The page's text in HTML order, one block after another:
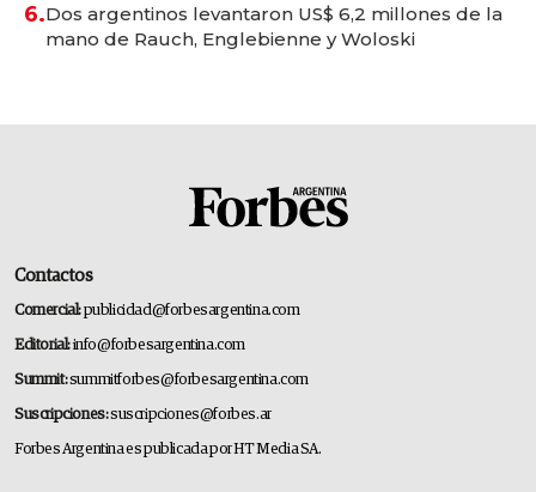
6.Dos argentinos levantaron US$ 6,2 millones de la
mano de Rauch, Englebienne y Woloski
Contactos
Comercial:publicidad@forbesargentina.com
Editorial:info@forbesargentina.com
Summit:summitforbes@forbesargentina.com
Suscripciones:suscripciones@forbes.ar
Forbes Argentina es publicada por HT Media SA.